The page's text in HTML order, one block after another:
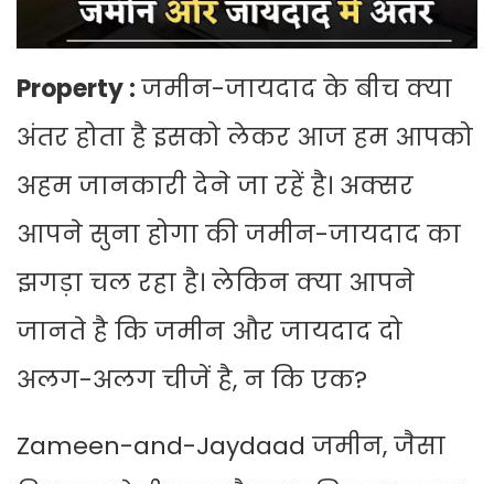
Property :जमीन-जायदाद के बीच क्या
अंतर होता है इसको लेकर आज हम आपको
अहम जानकारी देने जा रहें है। अक्सर
आपने सुना होगा की जमीन-जायदाद का
झगड़ा चल रहा है। लेकिन क्या आपने
जानते है कि जमीन और जायदाद दो
अलग-अलग चीजें है, न कि एक?
Zameen-and-Jaydaad जमीन, जैसा